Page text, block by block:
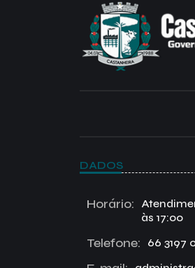
DADOS
Horário:
às 17:00
Telefone: 66 3197